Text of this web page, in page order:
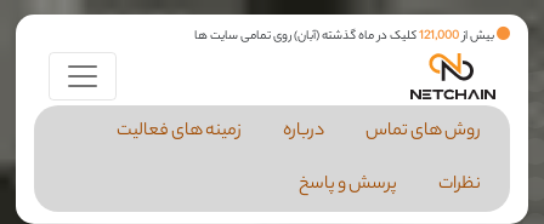
بیش از121,000کلیک در ماه گذشته (آبان) روی تمامی سایت ها
روش های تماس درباره
زمینه های فعالیت
نظرات
پرسش و پاسخ